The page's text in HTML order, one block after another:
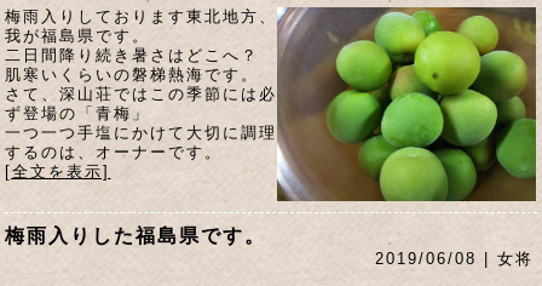
梅雨入りしております東北地方、
我が福島県です。
二日間降り続き暑さはどこへ？
肌寒いくらいの磐梯熱海です。
さて、深山荘ではこの季節には必
ず登場の「青梅」
一つ一つ手塩にかけて大切に調理
するのは、オーナーです。
[全文を表示]
梅雨入りした福島県です。
2019/06/08 | 女将